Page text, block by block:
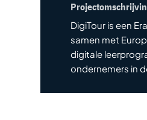
DigiTour is een
samen met
digitale
ondernemers in
Kernexpertises